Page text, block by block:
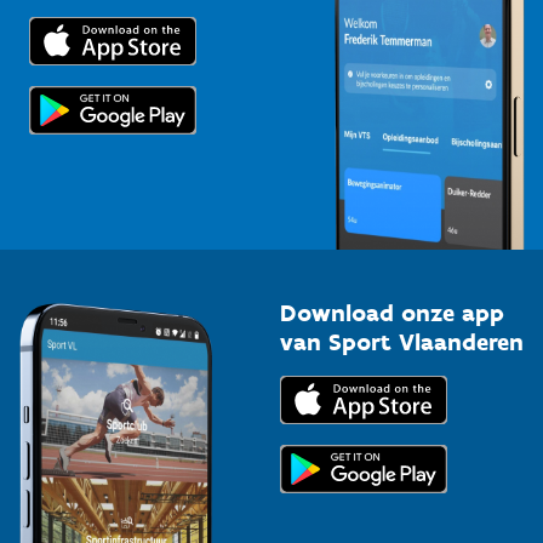
Trainers en begeleiders
Topsporters
Voor de pers
Download onze app
van Sport Vlaanderen